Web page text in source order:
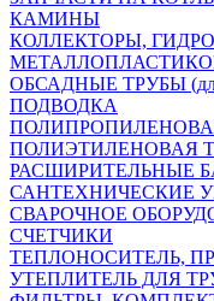
КАМИНЫ
КОЛЛЕКТОРЫ,
ОБСАДНЫЕ ТРУБЫ
ПОДВОДКА
ПОЛИЭТИЛЕНОВАЯ
РАСШИРИТЕЛЬНЫЕ
САНТЕХНИЧЕСКИЕ
СВАРОЧНОЕ
СЧЕТЧИКИ
ТЕПЛОНОСИТЕЛЬ,
УТЕПЛИТЕЛЬ ДЛЯ